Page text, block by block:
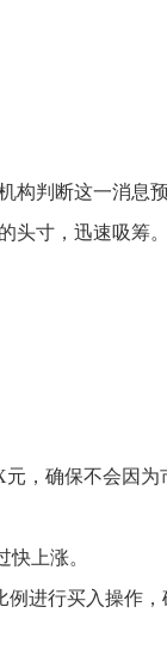
构判断这一消息
头寸，迅速吸筹。
，确保不会因为
上涨。
进行买入操作